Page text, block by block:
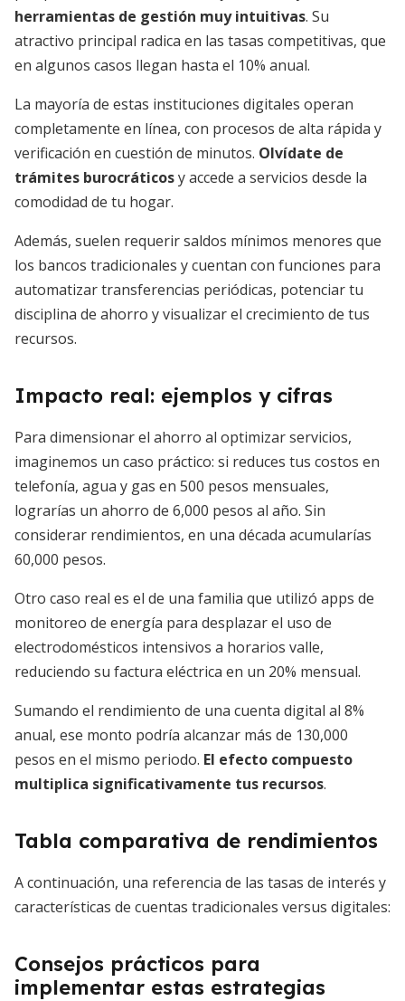
herramientas de gestión muy intuitivas. Su
atractivo principal radica en las tasas competitivas, que
en algunos casos llegan hasta el 10% anual.
La mayoría de estas instituciones digitales operan
completamente en línea, con procesos de alta rápida y
verificación en cuestión de minutos. Olvídate de
trámites burocráticosy accede a servicios desde la
comodidad de tu hogar.
Además, suelen requerir saldos mínimos menores que
los bancos tradicionales y cuentan con funciones para
automatizar transferencias periódicas, potenciar tu
disciplina de ahorro y visualizar el crecimiento de tus
recursos.
Impacto real: ejemplos y cifras
Para dimensionar el ahorro al optimizar servicios,
imaginemos un caso práctico: si reduces tus costos en
telefonía, agua y gas en 500 pesos mensuales,
lograrías un ahorro de 6,000 pesos al año. Sin
considerar rendimientos, en una década acumularías
60,000 pesos.
Otro caso real es el de una familia que utilizó apps de
monitoreo de energía para desplazar el uso de
electrodomésticos intensivos a horarios valle,
reduciendo su factura eléctrica en un 20% mensual.
Sumando el rendimiento de una cuenta digital al 8%
anual, ese monto podría alcanzar más de 130,000
pesos en el mismo periodo. El efecto compuesto
multiplica significativamente tus recursos.
Tabla comparativa de rendimientos
A continuación, una referencia de las tasas de interés y
características de cuentas tradicionales versus digitales:
Consejos prácticos para
implementar estas estrategias